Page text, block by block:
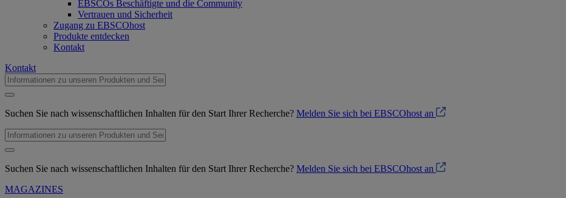
EBSCOs Beschäftigte und die Community
Vertrauen und Sicherheit
Zugang zu EBSCOhost
Produkte entdecken
Kontakt
Kontakt
Suchen Sie nach wissenschaftlichen Inhalten für den Start Ihrer Recherche? Melden Sie sich bei EBSCOhost an
Suchen Sie nach wissenschaftlichen Inhalten für den Start Ihrer Recherche? Melden Sie sich bei EBSCOhost an
MAGAZINES